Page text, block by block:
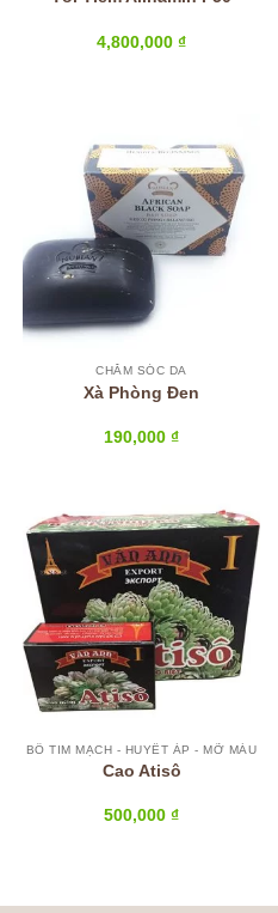
4,800,000 ₫
CHĂM SÓC DA
Xà Phòng Đen
190,000 ₫
BỔ TIM MẠCH - HUYẾT ÁP - MỠ MÁU
Cao Atisô
500,000 ₫